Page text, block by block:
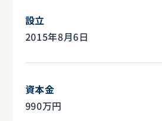
設立
2015年8月6日
資本金
990万円